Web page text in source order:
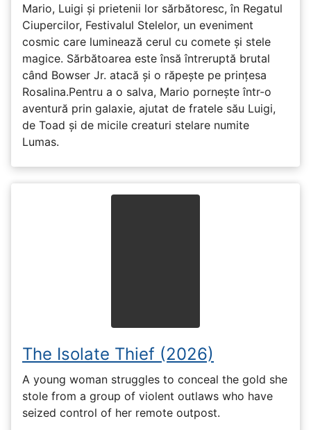
Mario, Luigi și prietenii lor sărbătoresc, în Regatul
Ciupercilor, Festivalul Stelelor, un eveniment
cosmic care luminează cerul cu comete și stele
magice. Sărbătoarea este însă întreruptă brutal
când Bowser Jr. atacă și o răpește pe prinţesa
Rosalina.Pentru a o salva, Mario pornește într-o
aventură prin galaxie, ajutat de fratele său Luigi,
de Toad și de micile creaturi stelare numite
Lumas.
The Isolate Thief (2026)
A young woman struggles to conceal the gold she
stole from a group of violent outlaws who have
seized control of her remote outpost.